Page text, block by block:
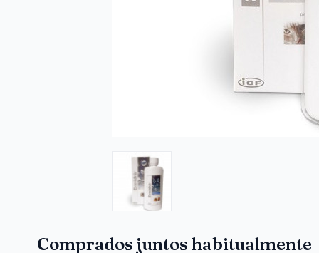
Comprados juntos habitualmente